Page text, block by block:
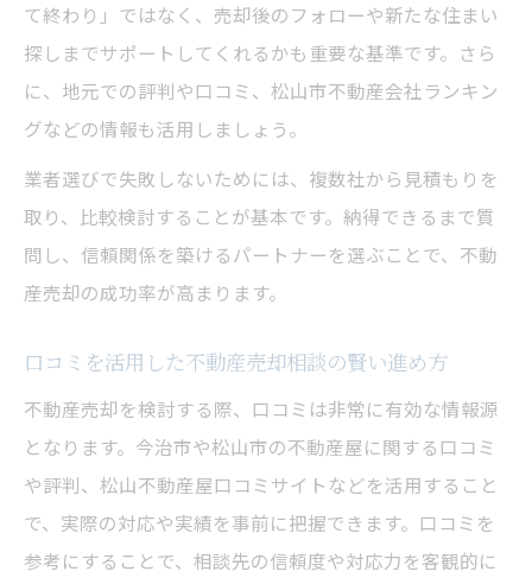
て終わり」ではなく、売却後のフォローや新たな住まい
探しまでサポートしてくれるかも重要な基準です。さら
に、地元での評判や口コミ、松山市不動産会社ランキン
グなどの情報も活用しましょう。
業者選びで失敗しないためには、複数社から見積もりを
取り、比較検討することが基本です。納得できるまで質
問し、信頼関係を築けるパートナーを選ぶことで、不動
産売却の成功率が高まります。
口コミを活用した不動産売却相談の賢い進め方
不動産売却を検討する際、口コミは非常に有効な情報源
となります。今治市や松山市の不動産屋に関する口コミ
や評判、松山不動産屋口コミサイトなどを活用すること
で、実際の対応や実績を事前に把握できます。口コミを
参考にすることで、相談先の信頼度や対応力を客観的に